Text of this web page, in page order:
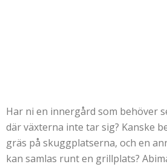
Har ni en innergård som behöver
där växterna inte tar sig? Kanske
gräs på skuggplatserna, och en
kan samlas runt en grillplats?